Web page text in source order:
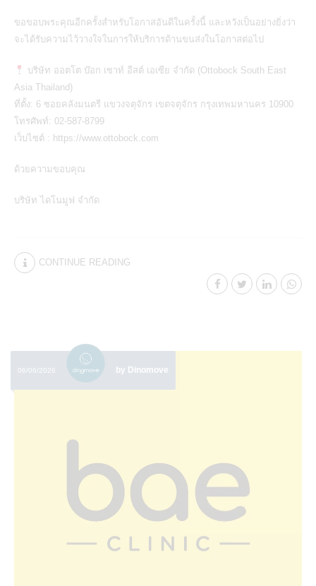
ขอขอบพระคุณอีกครั้งสำหรับโอกาสอันดีในครั้งนี้ และหวังเป็นอย่างยิ่งว่า
จะได้รับความไว้วางใจในการให้บริการด้านขนส่งในโอกาสต่อไป
บริษัท ออตโต บ๊อก เซาท์ อีสต์ เอเซีย จำกัด (Ottobock South East
Asia Thailand)
ที่ตั้ง: 6 ซอยคลังมนตรี แขวงจตุจักร เขตจตุจักร กรุงเทพมหานคร 10900
โทรศัพท์: 02-587-8799
เว็บไซต์ : https://www.ottobock.com
ด้วยความขอบคุณ
บริษัท ไดโนมูฟ จำกัด
CONTINUE READING
06/06/2026 by Dinomove